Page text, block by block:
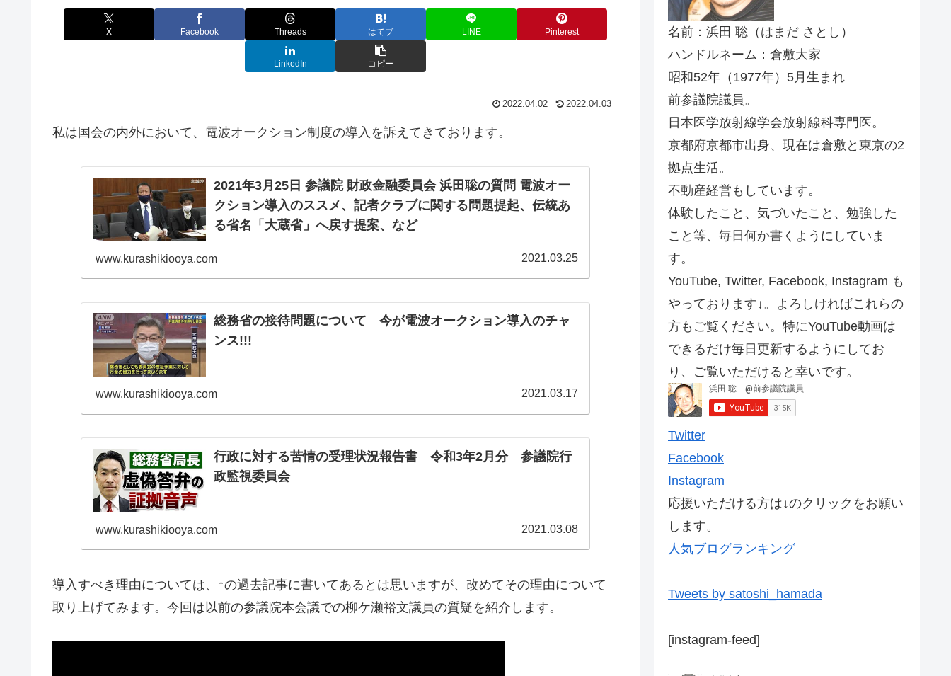
X Facebook Threads はてブ LINE Pinterest
LinkedIn コピー
2022.04.02 2022.04.03
私は国会の内外において、電波オークション制度の導入を訴えてきております。
2021年3月25日 参議院 財政金融委員会 浜田聡の質問 電波オー
クション導入のススメ、記者クラブに関する問題提起、伝統あ
る省名「大蔵省」へ戻す提案、など
www.kurashikiooya.com 2021.03.25
総務省の接待問題について 今が電波オークション導入のチャ
ンス!!!
www.kurashikiooya.com 2021.03.17
行政に対する苦情の受理状況報告書 令和3年2月分 参議院行
政監視委員会
www.kurashikiooya.com 2021.03.08
導入すべき理由については、↑の過去記事に書いてあるとは思いますが、改めてその理由について
取り上げてみます。今回は以前の参議院本会議での柳ケ瀬裕文議員の質疑を紹介します。
名前：浜田 聡（はまだ さとし）
ハンドルネーム：倉敷大家
昭和52年（1977年）5月生まれ
前参議院議員。
日本医学放射線学会放射線科専門医。
京都府京都市出身、現在は倉敷と東京の2
拠点生活。
不動産経営もしています。
体験したこと、気づいたこと、勉強した
こと等、毎日何か書くようにしていま
す。
YouTube, Twitter, Facebook, Instagram も
やっております↓。よろしければこれらの
方もご覧ください。特にYouTube動画は
できるだけ毎日更新するようにしてお
り、ご覧いただけると幸いです。
Twitter
Facebook
Instagram
応援いただける方は↓のクリックをお願い
します。
人気ブログランキング
Tweets by satoshi_hamada
[instagram-feed]